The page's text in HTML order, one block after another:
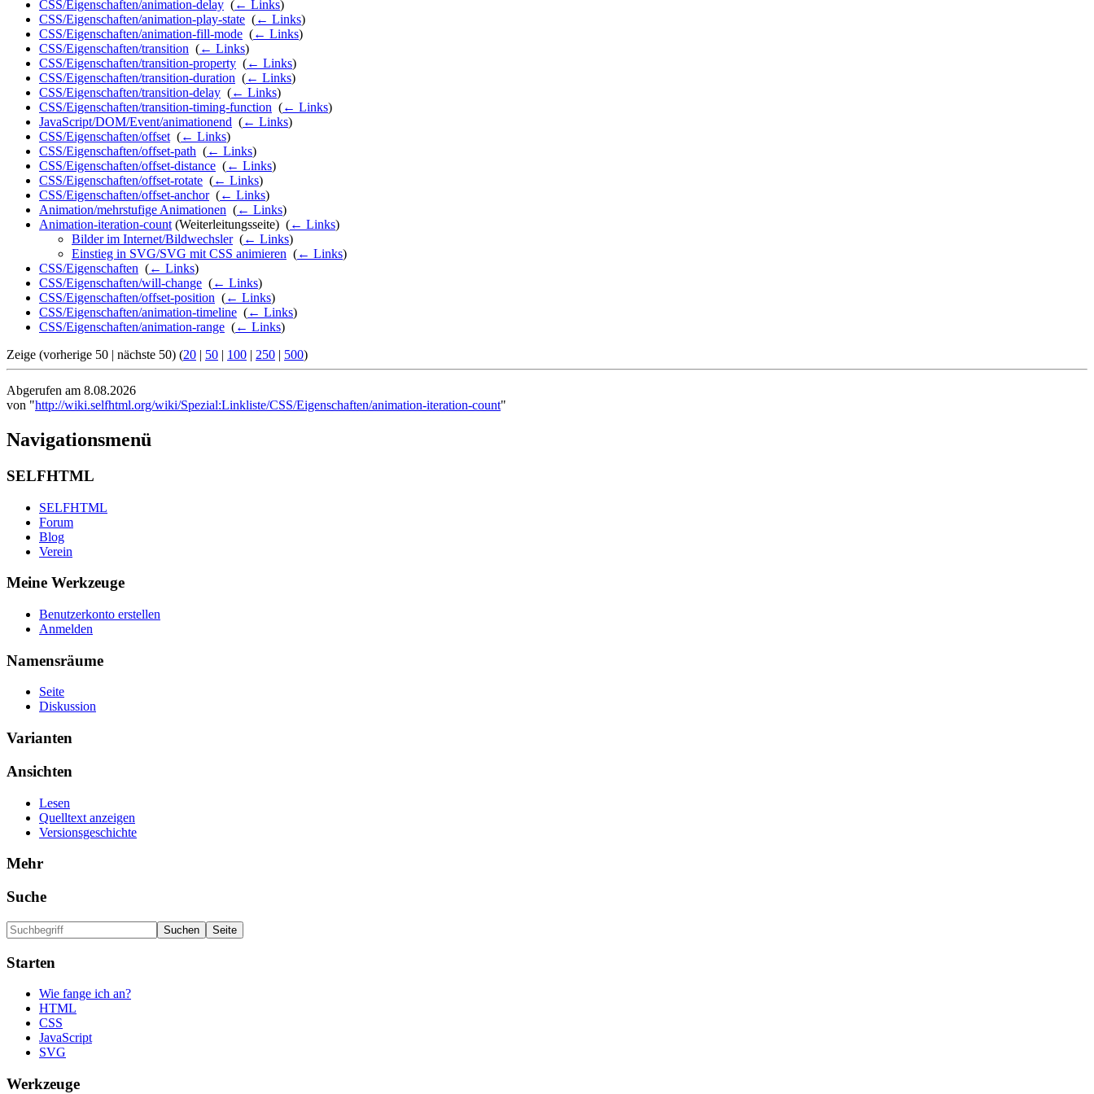
CSS/Eigenschaften/animation-delay (← Links)
CSS/Eigenschaften/animation-play-state (← Links)
CSS/Eigenschaften/animation-fill-mode (← Links)
CSS/Eigenschaften/transition (← Links)
CSS/Eigenschaften/transition-property (← Links)
CSS/Eigenschaften/transition-duration (← Links)
CSS/Eigenschaften/transition-delay (← Links)
CSS/Eigenschaften/transition-timing-function (← Links)
JavaScript/DOM/Event/animationend (← Links)
CSS/Eigenschaften/offset (← Links)
CSS/Eigenschaften/offset-path (← Links)
CSS/Eigenschaften/offset-distance (← Links)
CSS/Eigenschaften/offset-rotate (← Links)
CSS/Eigenschaften/offset-anchor‎ (← Links)
Animation/mehrstufige Animationen (← Links)
Animation-iteration-count (Weiterleitungsseite) ‎ (← Links)
Bilder im Internet/Bildwechsler‎ (← Links)
Einstieg in SVG/SVG mit CSS animieren (← Links)
CSS/Eigenschaften (← Links)
CSS/Eigenschaften/will-change (← Links)
CSS/Eigenschaften/offset-position (← Links)
CSS/Eigenschaften/animation-timeline (← Links)
CSS/Eigenschaften/animation-range (← Links)
Zeige (vorherige 50 | nächste 50) (20 | 50 | 100 | 250 | 500)
Abgerufen am 8.08.2026
von "http://wiki.selfhtml.org/wiki/Spezial:Linkliste/CSS/Eigenschaften/animation-iteration-count"
Navigationsmenü
SELFHTML
SELFHTML
Forum
Blog
Verein
Meine Werkzeuge
Benutzerkonto erstellen
Anmelden
Namensräume
Seite
Diskussion
Varianten
Ansichten
Lesen
Quelltext anzeigen
Versionsgeschichte
Mehr
Suche
Starten
Wie fange ich an?
HTML
CSS
JavaScript
SVG
Werkzeuge